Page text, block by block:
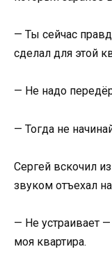
— Ты сейчас
сделал для этой
— Не надо
— Тогда не
Сергей вскочил
звуком отъехал
— Не устраивает
моя квартира.